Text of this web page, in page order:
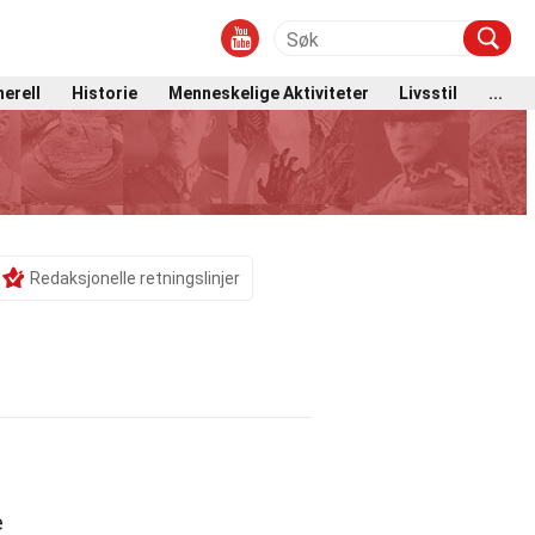
Historie Menneskelige Aktiviteter Livsstil ...
Redaksjonelle retningslinjer